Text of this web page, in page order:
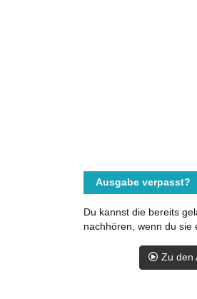
Ausgabe verpasst?
Du kannst die bereits
nachhören, wenn du sie
Zu den